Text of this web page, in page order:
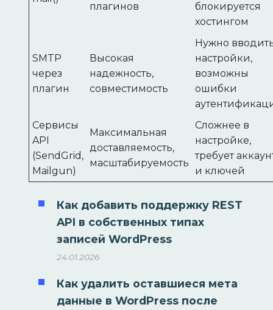
плагинов
блокируется
хостингом
SMTP
через
плагин
Высокая
надежность,
совместимость
Нужно
настройки,
возможны
ошибки
Сервисы
API
(SendGrid,
Mailgun)
Максимальная
доставляемость,
масштабируемость
Сложнее в
настройке,
требует
и ключей
Как добавить поддержку REST
API в собственных типах
записей WordPress
24.01.2026
Как удалить оставшиеся мета
данные в WordPress после